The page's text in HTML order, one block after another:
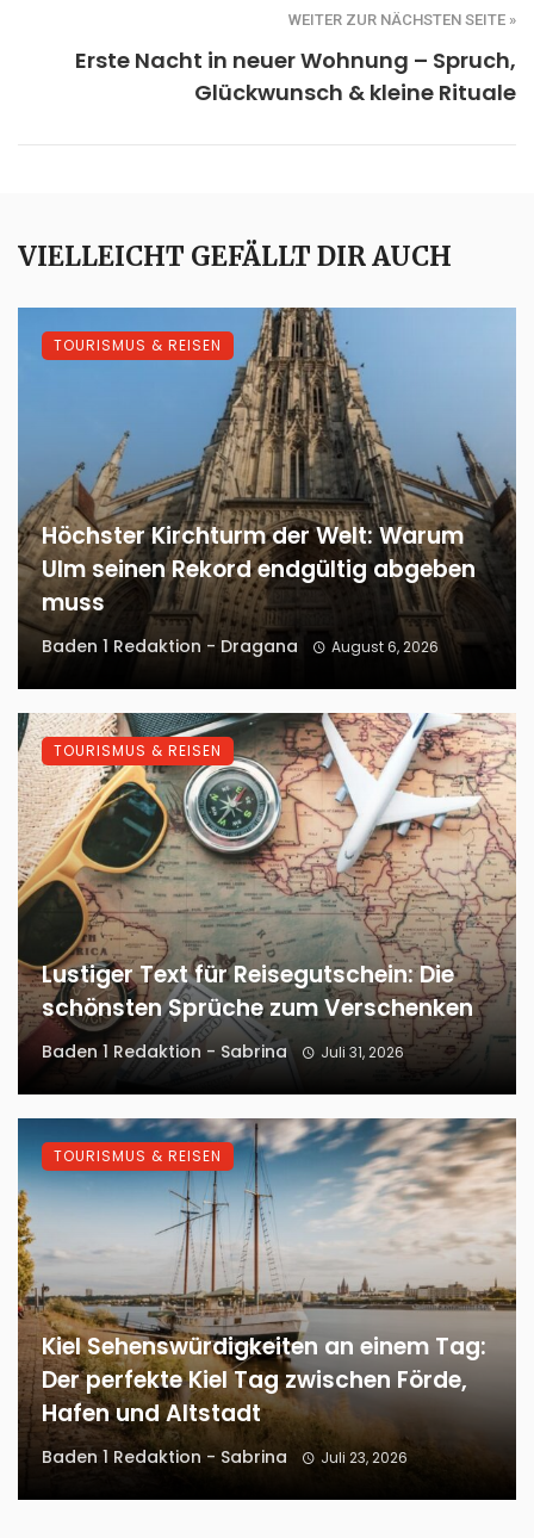
WEITER ZUR NÄCHSTEN SEITE »
Erste Nacht in neuer Wohnung – Spruch,
Glückwunsch & kleine Rituale
VIELLEICHT GEFÄLLT DIR AUCH
Höchster Kirchturm der Welt: Warum
Ulm seinen Rekord endgültig abgeben
muss
Baden 1 Redaktion - Dragana August 6, 2026
TOURISMUS & REISEN
Lustiger Text für Reisegutschein: Die
schönsten Sprüche zum Verschenken
Baden 1 Redaktion - Sabrina Juli 31, 2026
TOURISMUS & REISEN
Kiel Sehenswürdigkeiten an einem Tag:
Der perfekte Kiel Tag zwischen Förde,
Hafen und Altstadt
Baden 1 Redaktion - Sabrina Juli 23, 2026
TOURISMUS & REISEN